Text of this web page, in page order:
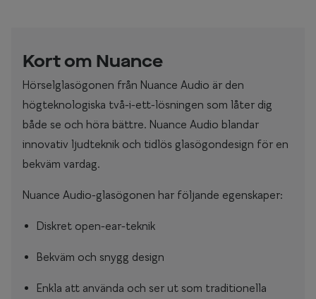
Kort om Nuance
Hörselglasögonen från Nuance Audio är den
högteknologiska två-i-ett-lösningen som låter dig
både se och höra bättre. Nuance Audio blandar
innovativ ljudteknik och tidlös glasögondesign för en
bekväm vardag.
Nuance Audio-glasögonen har följande egenskaper:
Diskret open-ear-teknik
Bekväm och snygg design
Enkla att använda och ser ut som traditionella